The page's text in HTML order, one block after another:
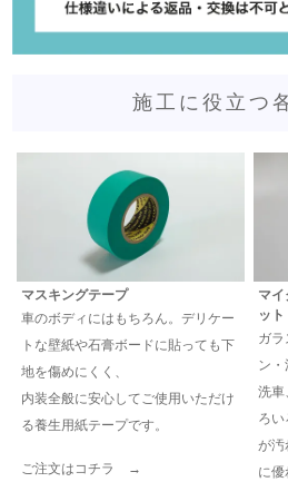
施工に役立つ
マスキングテープ
車のボディにはもちろん。デリケー
トな壁紙や石膏ボードに貼っても下
地を傷めにくく、
内装全般に安心してご使用いただけ
る養生用紙テープです。
ご注文はコチラ →
マ
ット
ガ
ン
洗車
ろ
が汚
に